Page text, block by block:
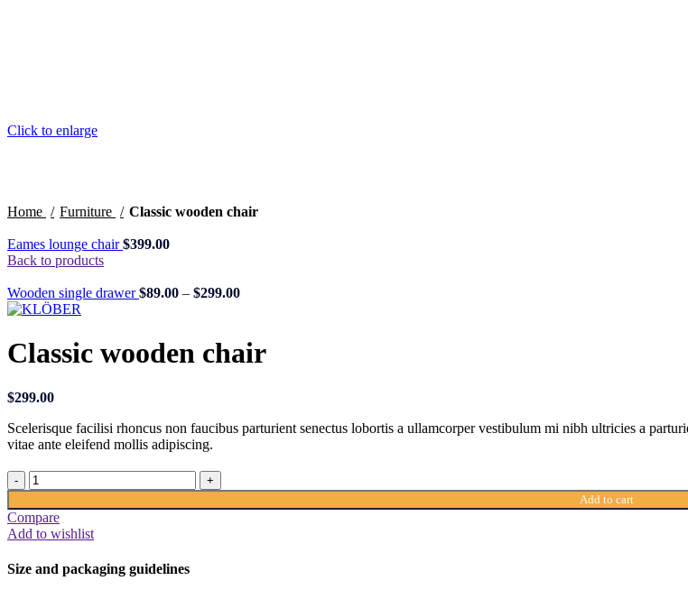
Click to enlarge
Home Furniture Classic wooden chair
Eames lounge chair$399.00
Back to products
Wooden single drawer$89.00 – $299.00
Classic wooden chair
$299.00
Scelerisque facilisi rhoncus non faucibus parturient senectus lobortis a ullamcorper vestibulum mi nibh ultricies a
vitae ante eleifend mollis adipiscing.
Add to cart
Compare
Add to wishlist
Size and packaging guidelines